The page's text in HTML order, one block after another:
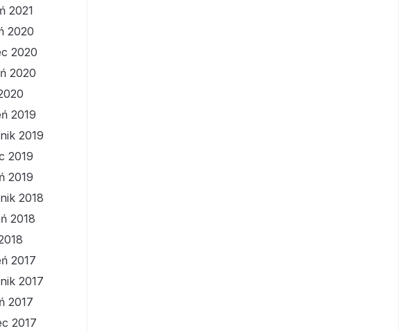
2021
2020
2020
2020
2019
2019
2019
2019
2018
2018
2017
2017
2017
2017